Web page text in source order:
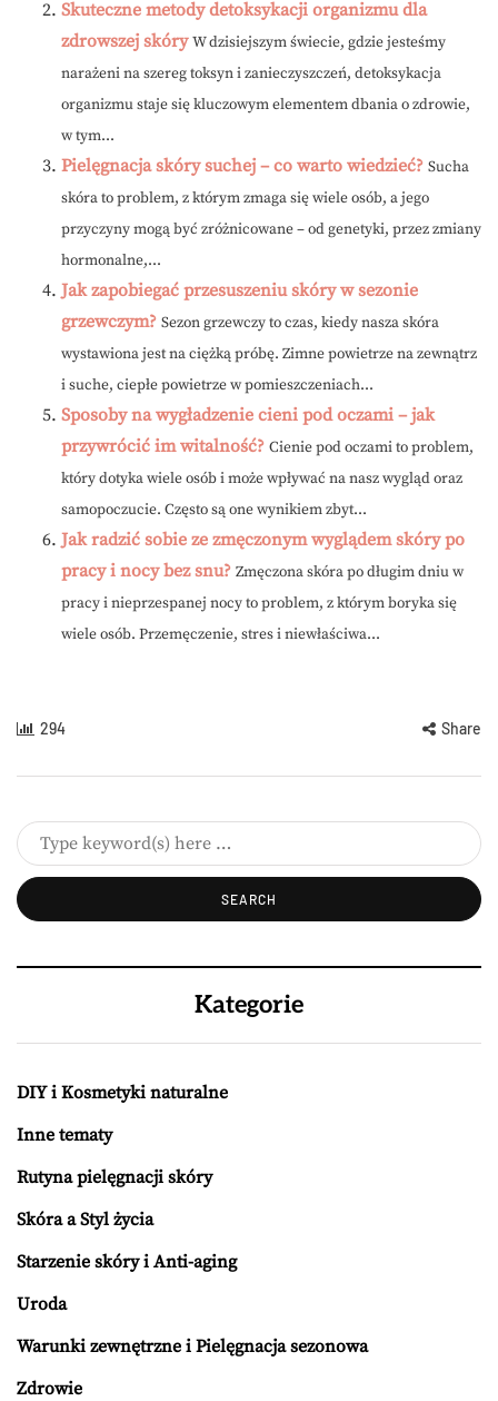
Skuteczne metody detoksykacji organizmu dla
zdrowszej skóry W dzisiejszym świecie, gdzie jesteśmy
narażeni na szereg toksyn i zanieczyszczeń, detoksykacja
organizmu staje się kluczowym elementem dbania o zdrowie,
w tym...
Pielęgnacja skóry suchej – co warto wiedzieć? Sucha
skóra to problem, z którym zmaga się wiele osób, a jego
przyczyny mogą być zróżnicowane – od genetyki, przez zmiany
hormonalne,...
Jak zapobiegać przesuszeniu skóry w sezonie
grzewczym? Sezon grzewczy to czas, kiedy nasza skóra
wystawiona jest na ciężką próbę. Zimne powietrze na zewnątrz
i suche, ciepłe powietrze w pomieszczeniach...
Sposoby na wygładzenie cieni pod oczami – jak
przywrócić im witalność? Cienie pod oczami to problem,
który dotyka wiele osób i może wpływać na nasz wygląd oraz
samopoczucie. Często są one wynikiem zbyt...
Jak radzić sobie ze zmęczonym wyglądem skóry po
pracy i nocy bez snu? Zmęczona skóra po długim dniu w
pracy i nieprzespanej nocy to problem, z którym boryka się
wiele osób. Przemęczenie, stres i niewłaściwa...
294 Share
Kategorie
DIY i Kosmetyki naturalne
Inne tematy
Rutyna pielęgnacji skóry
Skóra a Styl życia
Starzenie skóry i Anti-aging
Uroda
Warunki zewnętrzne i Pielęgnacja sezonowa
Zdrowie